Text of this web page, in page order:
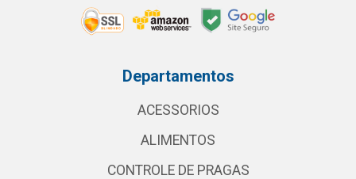
Departamentos
ACESSORIOS
ALIMENTOS
CONTROLE DE PRAGAS